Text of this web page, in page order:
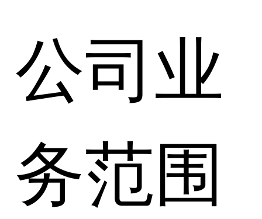
公司业
务范围